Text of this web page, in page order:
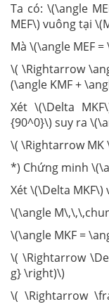
Ta có: \(\angle
MEF\) vuông tại
Mà \(\angle MEF
\( \Rightarrow
(\angle KMF +
Xét \(\Delta
{90^0}\) suy ra
\( \Rightarrow MK
*) Chứng minh
Xét \(\Delta MKF\)
\(\angle
\(\angle MKF =
\( \Rightarrow
g} \right)\)
\( \Rightarrow